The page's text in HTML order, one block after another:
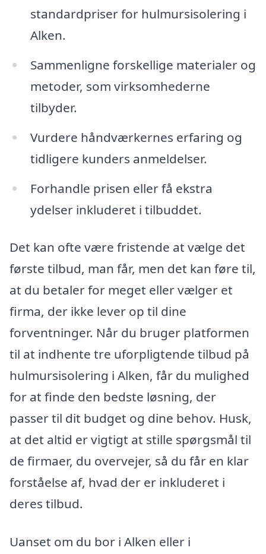
standardpriser for hulmursisolering i
Alken.
Sammenligne forskellige materialer og
metoder, som virksomhederne
tilbyder.
Vurdere håndværkernes erfaring og
tidligere kunders anmeldelser.
Forhandle prisen eller få ekstra
ydelser inkluderet i tilbuddet.
Det kan ofte være fristende at vælge det
første tilbud, man får, men det kan føre til,
at du betaler for meget eller vælger et
firma, der ikke lever op til dine
forventninger. Når du bruger platformen
til at indhente tre uforpligtende tilbud på
hulmursisolering i Alken, får du mulighed
for at finde den bedste løsning, der
passer til dit budget og dine behov. Husk,
at det altid er vigtigt at stille spørgsmål til
de firmaer, du overvejer, så du får en klar
forståelse af, hvad der er inkluderet i
deres tilbud.
Uanset om du bor i Alken eller i